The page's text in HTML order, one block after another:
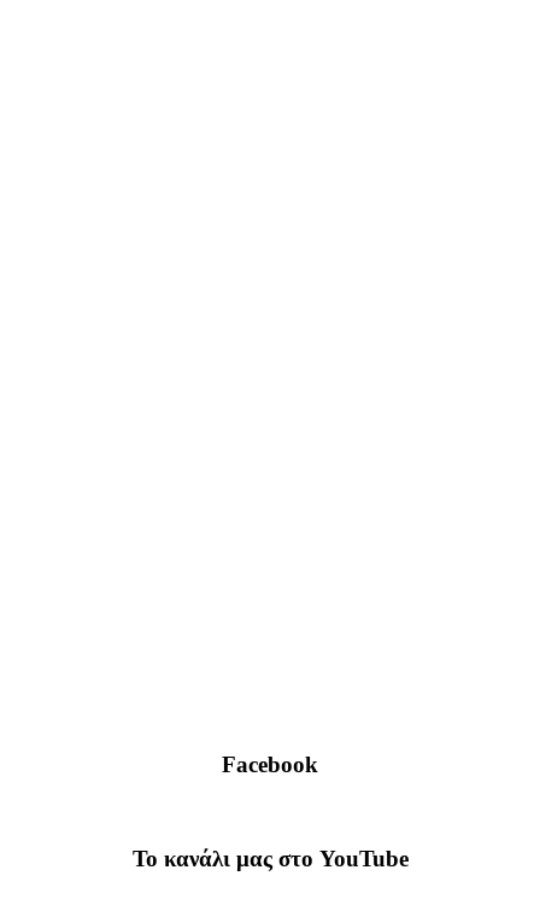
Facebook
To κανάλι μας στο YouTube